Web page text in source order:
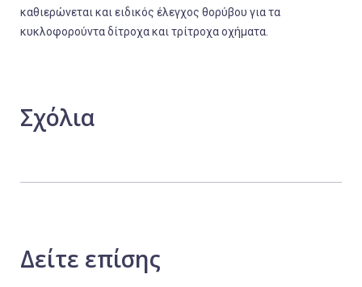
καθιερώνεται και ειδικός έλεγχος θορύβου για τα
κυκλοφορούντα δίτροχα και τρίτροχα οχήματα.
Σχόλια
Δείτε επίσης